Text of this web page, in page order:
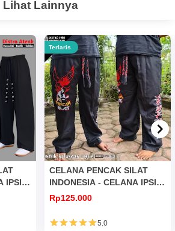
Lihat Lainnya
IPSI
Terlaris
CELANA PENCAK SILAT
INDONESIA - CELANA IPSI
CP 04
Rp125.000
5.0